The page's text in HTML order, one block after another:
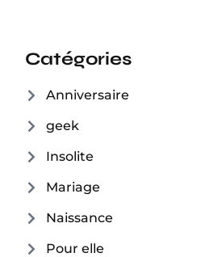
Catégories
Anniversaire
geek
Insolite
Mariage
Naissance
Pour elle